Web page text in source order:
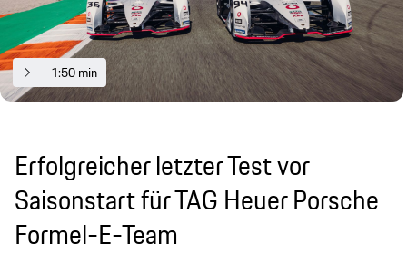
1:50 min
Erfolgreicher letzter Test vor
Saisonstart für TAG Heuer Porsche
Formel-E-Team